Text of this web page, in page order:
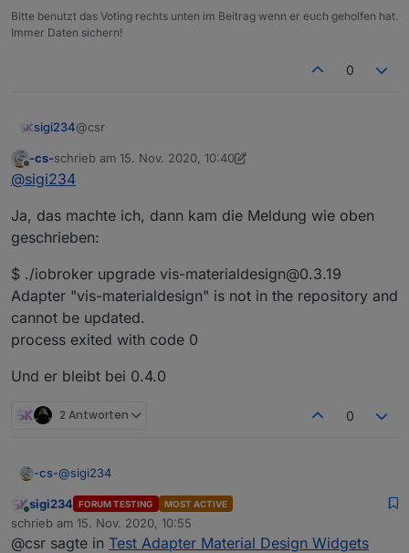
bei den Adaptern direkt ist es ja nicht, und hier wird
immer die 0.4.0
Bitte benutzt das Voting rechts unten im Beitrag wenn er euch geholfen hat.
Immer Daten sichern!
0
sigi234@csr
Geh mal ganz Rechts auf das + Icon
Offline
-cs-schrieb am 15. Nov. 2020, 10:40
zuletzt editiert von -cs-
@sigi234
Ja, das machte ich, dann kam die Meldung wie oben
geschrieben:
$ ./iobroker upgrade vis-materialdesign@0.3.19
Adapter "vis-materialdesign" is not in the repository and
cannot be updated.
process exited with code 0
Und er bleibt bei 0.4.0
2 Antworten 0
-cs-@sigi234
Ja, das machte ich, dann kam die Meldung wie oben
geschrieben:
$ ./iobroker upgrade vis-materialdesign@0.3.19
Online
sigi234 FORUM TESTING MOST ACTIVE
schrieb am 15. Nov. 2020, 10:55
zuletzt editiert von
@csr sagte in Test Adapter Material Design Widgets